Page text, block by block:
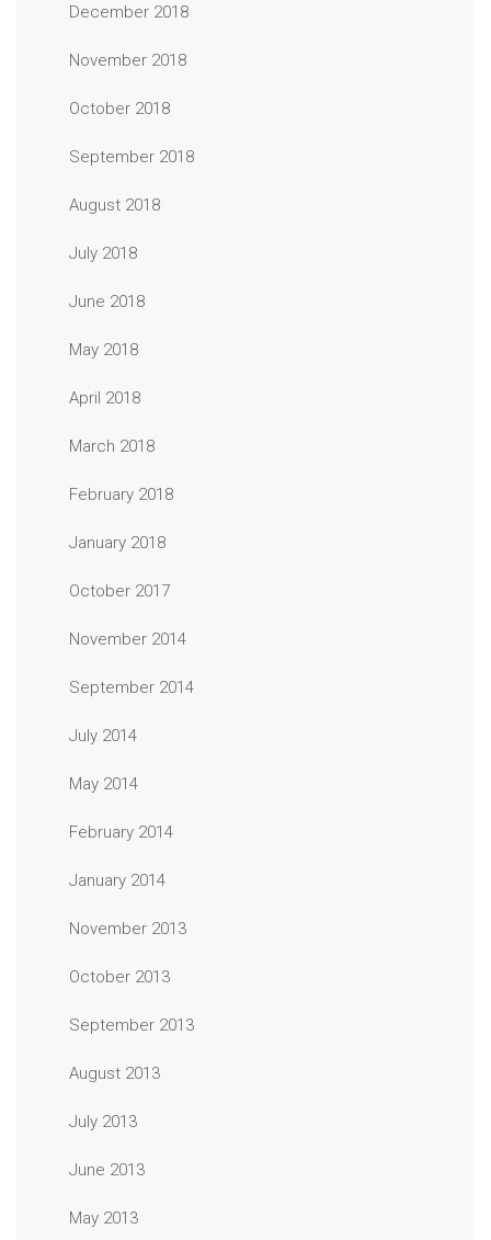
December 2018
November 2018
October 2018
September 2018
August 2018
July 2018
June 2018
May 2018
April 2018
March 2018
February 2018
January 2018
October 2017
November 2014
September 2014
July 2014
May 2014
February 2014
January 2014
November 2013
October 2013
September 2013
August 2013
July 2013
June 2013
May 2013